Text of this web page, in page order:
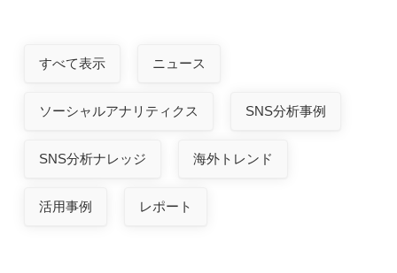
すべて表示 ニュース
ソーシャルアナリティクス SNS分析事例
SNS分析ナレッジ 海外トレンド
活用事例 レポート